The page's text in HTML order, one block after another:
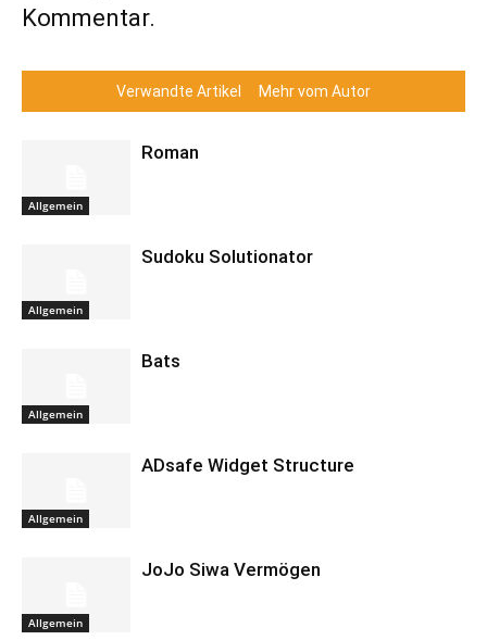
Kommentar.
Verwandte Artikel Mehr vom Autor
Allgemein
Roman
Allgemein
Sudoku Solutionator
Allgemein
Bats
Allgemein
ADsafe Widget Structure
Allgemein
JoJo Siwa Vermögen